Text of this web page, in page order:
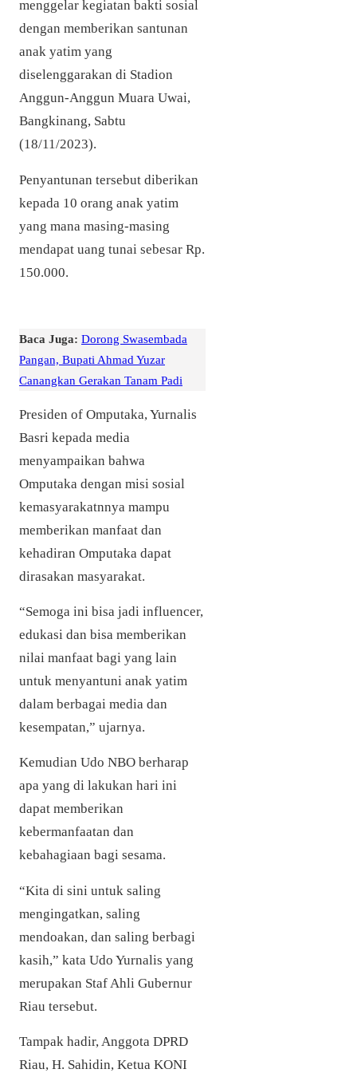
menggelar kegiatan bakti sosial
dengan memberikan santunan
anak yatim yang
diselenggarakan di Stadion
Anggun-Anggun Muara Uwai,
Bangkinang, Sabtu
(18/11/2023).
Penyantunan tersebut diberikan
kepada 10 orang anak yatim
yang mana masing-masing
mendapat uang tunai sebesar Rp.
150.000.
Baca Juga: Dorong Swasembada
Pangan, Bupati Ahmad Yuzar
Canangkan Gerakan Tanam Padi
Presiden of Omputaka, Yurnalis
Basri kepada media
menyampaikan bahwa
Omputaka dengan misi sosial
kemasyarakatnnya mampu
memberikan manfaat dan
kehadiran Omputaka dapat
dirasakan masyarakat.
“Semoga ini bisa jadi influencer,
edukasi dan bisa memberikan
nilai manfaat bagi yang lain
untuk menyantuni anak yatim
dalam berbagai media dan
kesempatan,” ujarnya.
Kemudian Udo NBO berharap
apa yang di lakukan hari ini
dapat memberikan
kebermanfaatan dan
kebahagiaan bagi sesama.
“Kita di sini untuk saling
mengingatkan, saling
mendoakan, dan saling berbagi
kasih,” kata Udo Yurnalis yang
merupakan Staf Ahli Gubernur
Riau tersebut.
Tampak hadir, Anggota DPRD
Riau, H. Sahidin, Ketua KONI